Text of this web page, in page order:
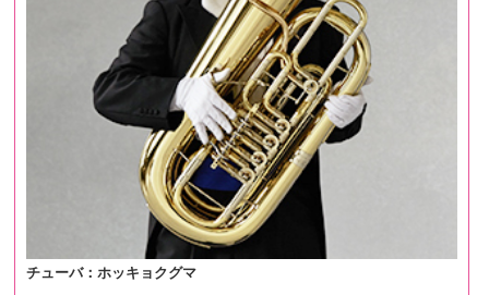
チューバ：ホッキョクグマ